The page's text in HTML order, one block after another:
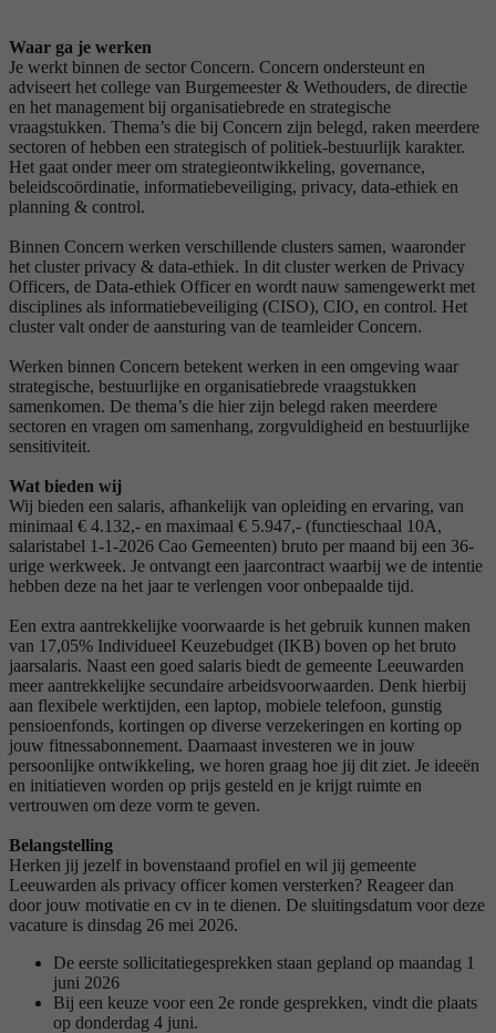
Waar ga je werken
Je werkt binnen de sector Concern. Concern ondersteunt en
adviseert het college van Burgemeester & Wethouders, de directie
en het management bij organisatiebrede en strategische
vraagstukken. Thema’s die bij Concern zijn belegd, raken meerdere
sectoren of hebben een strategisch of politiek-bestuurlijk karakter.
Het gaat onder meer om strategieontwikkeling, governance,
beleidscoördinatie, informatiebeveiliging, privacy, data-ethiek en
planning & control.
Binnen Concern werken verschillende clusters samen, waaronder
het cluster privacy & data-ethiek. In dit cluster werken de Privacy
Officers, de Data-ethiek Officer en wordt nauw samengewerkt met
disciplines als informatiebeveiliging (CISO), CIO, en control. Het
cluster valt onder de aansturing van de teamleider Concern.
Werken binnen Concern betekent werken in een omgeving waar
strategische, bestuurlijke en organisatiebrede vraagstukken
samenkomen. De thema’s die hier zijn belegd raken meerdere
sectoren en vragen om samenhang, zorgvuldigheid en bestuurlijke
sensitiviteit.
Wat bieden wij
Wij bieden een salaris, afhankelijk van opleiding en ervaring, van
minimaal € 4.132,- en maximaal € 5.947,- (functieschaal 10A,
salaristabel 1-1-2026 Cao Gemeenten) bruto per maand bij een 36-
urige werkweek. Je ontvangt een jaarcontract waarbij we de intentie
hebben deze na het jaar te verlengen voor onbepaalde tijd.
Een extra aantrekkelijke voorwaarde is het gebruik kunnen maken
van 17,05% Individueel Keuzebudget (IKB) boven op het bruto
jaarsalaris. Naast een goed salaris biedt de gemeente Leeuwarden
meer aantrekkelijke secundaire arbeidsvoorwaarden. Denk hierbij
aan flexibele werktijden, een laptop, mobiele telefoon, gunstig
pensioenfonds, kortingen op diverse verzekeringen en korting op
jouw fitnessabonnement. Daarnaast investeren we in jouw
persoonlijke ontwikkeling, we horen graag hoe jij dit ziet. Je ideeën
en initiatieven worden op prijs gesteld en je krijgt ruimte en
vertrouwen om deze vorm te geven.
Belangstelling
Herken jij jezelf in bovenstaand profiel en wil jij gemeente
Leeuwarden als privacy officer komen versterken? Reageer dan
door jouw motivatie en cv in te dienen. De sluitingsdatum voor deze
vacature is dinsdag 26 mei 2026.
De eerste sollicitatiegesprekken staan gepland op maandag 1
juni 2026
Bij een keuze voor een 2e ronde gesprekken, vindt die plaats
op donderdag 4 juni.